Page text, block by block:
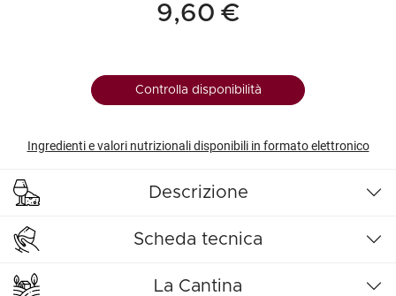
9,60 €
Controlla disponibilità
Ingredienti e valori nutrizionali disponibili in formato elettronico
Descrizione
Scheda tecnica
La Cantina